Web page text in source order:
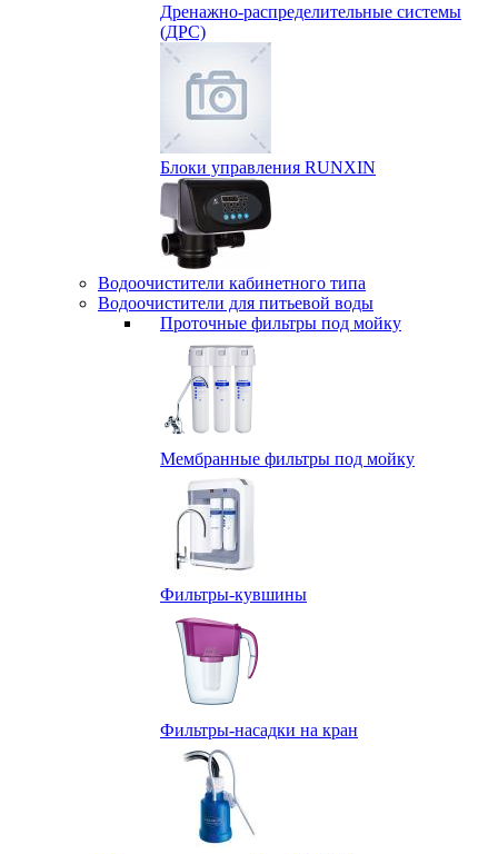
Дренажно-распределительные системы
(ДРС)
Блоки управления RUNXIN
Водоочистители кабинетного типа
Водоочистители для питьевой воды
Проточные фильтры под мойку
Мембранные фильтры под мойку
Фильтры-кувшины
Фильтры-насадки на кран